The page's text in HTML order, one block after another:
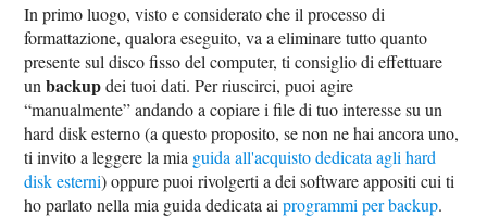
In primo luogo, visto e considerato che il processo di
formattazione, qualora eseguito, va a eliminare tutto quanto
presente sul disco fisso del computer, ti consiglio di effettuare
unbackupdei tuoi dati. Per riuscirci, puoi agire
“manualmente” andando a copiare i file di tuo interesse su un
hard disk esterno (a questo proposito, se non ne hai ancora uno,
ti invito a leggere la mia guida all'acquisto dedicata agli hard
disk esterni) oppure puoi rivolgerti a dei software appositi cui ti
ho parlato nella mia guida dedicata aiprogrammi per backup.